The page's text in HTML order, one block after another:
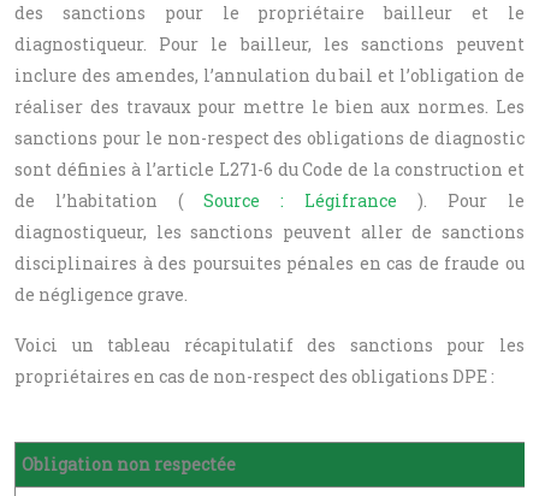
des sanctions pour le propriétaire bailleur et le
diagnostiqueur. Pour le bailleur, les sanctions peuvent
inclure des amendes, l’annulation du bail et l’obligation de
réaliser des travaux pour mettre le bien aux normes. Les
sanctions pour le non-respect des obligations de diagnostic
sont définies à l’article L271-6 du Code de la construction et
de l’habitation ( Source : Légifrance ). Pour le
diagnostiqueur, les sanctions peuvent aller de sanctions
disciplinaires à des poursuites pénales en cas de fraude ou
de négligence grave.
Voici un tableau récapitulatif des sanctions pour les
propriétaires en cas de non-respect des obligations DPE :
Obligation non respectée